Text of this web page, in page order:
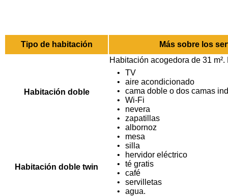
Tipo de habitación Más sobre los
Habitación doble
Habitación acogedora de 31
TV
aire acondicionado
cama doble o dos camas
Wi-Fi
nevera
zapatillas
albornoz
mesa
silla
hervidor eléctrico
té gratis
café
servilletas
agua.
Habitación doble twin